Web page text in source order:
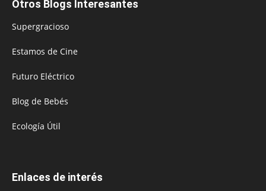
Otros Blogs Interesantes
Supergracioso
Estamos de Cine
Futuro Eléctrico
Blog de Bebés
Ecología Útil
Enlaces de interés